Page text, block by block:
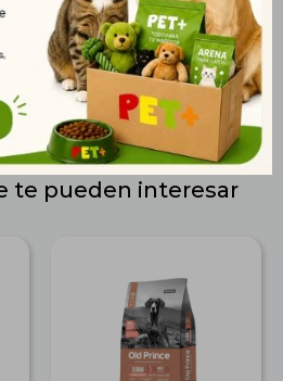
completa y balanceada para
? Presentación: Bolsa de
Montevideo y todo Uruguay.
te pueden interesar